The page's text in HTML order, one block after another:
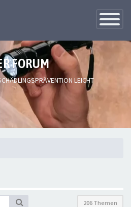
Toggle
FORUM
LEICHT
206 Themen